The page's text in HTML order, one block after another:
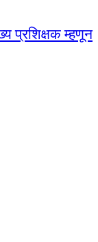
प्रशिक्षक म्हणून